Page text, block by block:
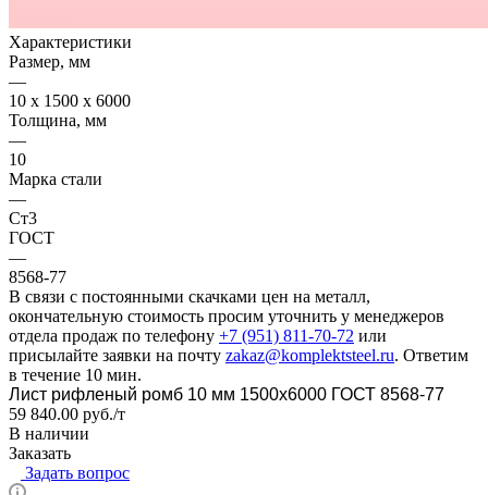
Характеристики
Размер, мм
—
10 x 1500 x 6000
Толщина, мм
—
10
Марка стали
—
Ст3
ГОСТ
—
8568-77
В связи с постоянными скачками цен на металл,
окончательную стоимость просим уточнить у менеджеров
отдела продаж по телефону +7 (951) 811-70-72 или
присылайте заявки на почту zakaz@komplektsteel.ru. Ответим
в течение 10 мин.
Лист рифленый ромб 10 мм 1500x6000 ГОСТ 8568-77
59 840.00 руб./т
В наличии
Заказать
Задать вопрос